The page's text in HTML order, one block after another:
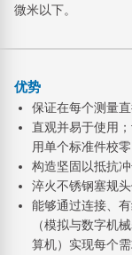
微米以下。
优势
保证在每个测量
直观并易于使用
用单个标准件校零
构造坚固以抵抗
淬火不锈钢塞规
能够通过连接、
（模拟与数字机
算机）实现每个